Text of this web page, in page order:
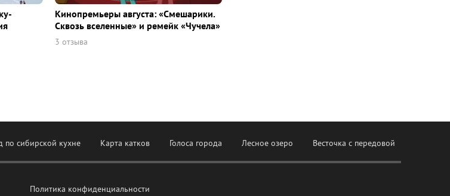
Кинопремьеры августа: «Смешарики.
Сквозь вселенные» и ремейк «Чучела»
3 отзыва
по сибирской кухне Карта катков Голоса города Лесное озеро Весточка с передовой
Политика конфиденциальности